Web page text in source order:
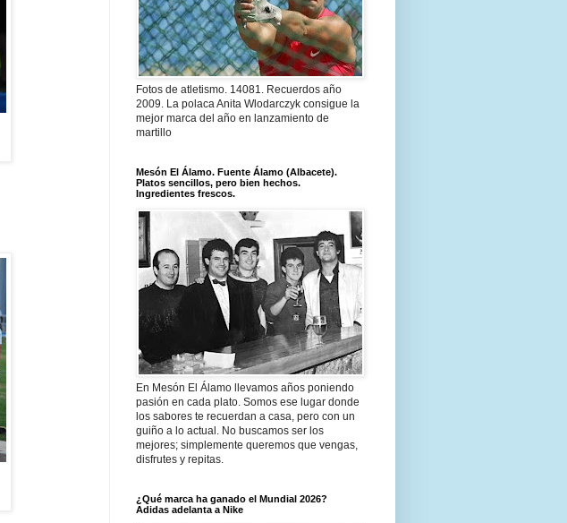
Fotos de atletismo. 14081. Recuerdos año
2009. La polaca Anita Wlodarczyk consigue la
mejor marca del año en lanzamiento de
martillo
Mesón El Álamo. Fuente Álamo (Albacete).
Platos sencillos, pero bien hechos.
Ingredientes frescos.
En Mesón El Álamo llevamos años poniendo
pasión en cada plato. Somos ese lugar donde
los sabores te recuerdan a casa, pero con un
guiño a lo actual. No buscamos ser los
mejores; simplemente queremos que vengas,
disfrutes y repitas.
¿Qué marca ha ganado el Mundial 2026?
Adidas adelanta a Nike